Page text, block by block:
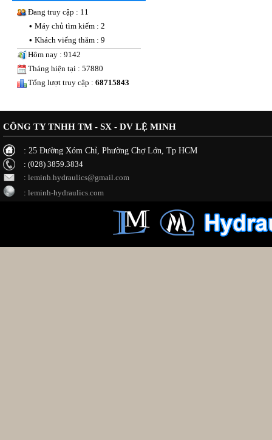
Đang truy cập : 11
• Máy chủ tìm kiếm : 2
• Khách viếng thăm : 9
Hôm nay : 9142
Tháng hiện tại : 57880
Tổng lượt truy cập : 68715843
CÔNG TY TNHH TM - SX - DV LỆ MINH
: 25 Đường Xóm Chỉ, Phường Chợ Lớn, Tp HCM
: (028) 3859.3834
: leminh.hydraulics@gmail.com
: leminh-hydraulics.com